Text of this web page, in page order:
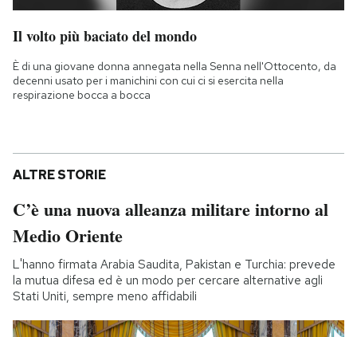
Il volto più baciato del mondo
È di una giovane donna annegata nella Senna nell'Ottocento, da
decenni usato per i manichini con cui ci si esercita nella
respirazione bocca a bocca
ALTRE STORIE
C’è una nuova alleanza militare intorno al
Medio Oriente
L'hanno firmata Arabia Saudita, Pakistan e Turchia: prevede
la mutua difesa ed è un modo per cercare alternative agli
Stati Uniti, sempre meno affidabili